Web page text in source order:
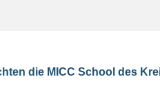
die MICC School des